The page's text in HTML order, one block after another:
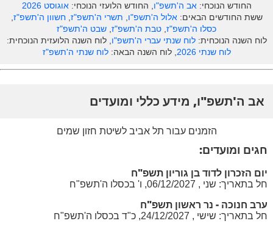
החודש הנוכחי:אב ה'תשפ"ו, החודש הלועזי הנוכחי:אוגוסט 2026
ששת החודשים הבאים:אלול ה'תשפ"ו, תשרי ה'תשפ"ז, חשוון ה'תשפ"ז,
כסלו ה'תשפ"ז, טבת ה'תשפ"ז, שבט ה'תשפ"ז
לוח השנה הנוכחית:לוח שנתי עברי ה'תשפ"ו, לוח השנה הלועזית הנוכחית:
לוח שנתי 2026
, לוח השנה הבאה:לוח שנתי ה'תשפ"ז
אב ה'תשפ"ו, מידע כללי ומועדים
הזמנים עבור תל אביב לשיטת חזון שמים
חגים ומועדים:
יום הזכרון לדוד בן גוריון תשפ"ח
חל בתאריך: שני , 06/12/2027, ו' בכסלו ה'תשפ"ח
ערב חנוכה - נר ראשון תשפ"ח
חל בתאריך: שישי , 24/12/2027, כ"ד בכסלו ה'תשפ"ח